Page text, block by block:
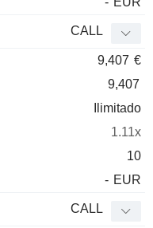
CALL
9,407 €
9,407
Ilimitado
1.11x
10
- EUR
CALL